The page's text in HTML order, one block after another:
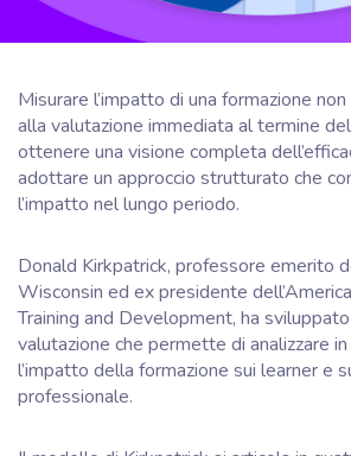
Misurare l’impatto di una formazione
alla valutazione immediata al termine
ottenere una visione completa
adottare un approccio strutturato che
l’impatto nel lungo periodo.
Donald Kirkpatrick, professore emerito
Wisconsin ed ex presidente
Training and Development, ha
valutazione che permette di analizzare
l’impatto della formazione sui learner e
professionale.